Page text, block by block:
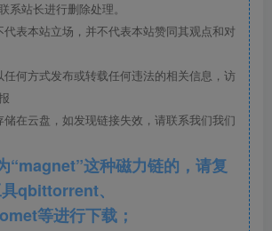
详细，图文并茂，非常具有参考价值
地块上，以植物、山石、水体、建筑等
理和美的规律，创造的可供人们游憩和
。
园林的物质实体反映生活美丑、表现园
系站长进行删除处理。
表本站立场，并不代表本站赞同其观点和对
任何方式发布或转载任何违法的相关信息，访
在云盘，如发现链接失效，请联系我们我们
“magnet”这种磁力链的，请复
qbittorrent、
等进行下载；